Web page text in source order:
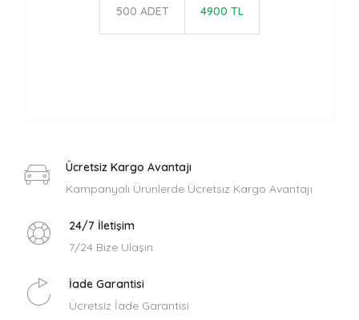
500 ADET 4900 TL
Ücretsiz Kargo Avantajı
Kampanyalı Ürünlerde Ücretsiz Kargo Avantajı
24/7 İletişim
7/24 Bize Ulaşın
İade Garantisi
Ücretsiz İade Garantisi